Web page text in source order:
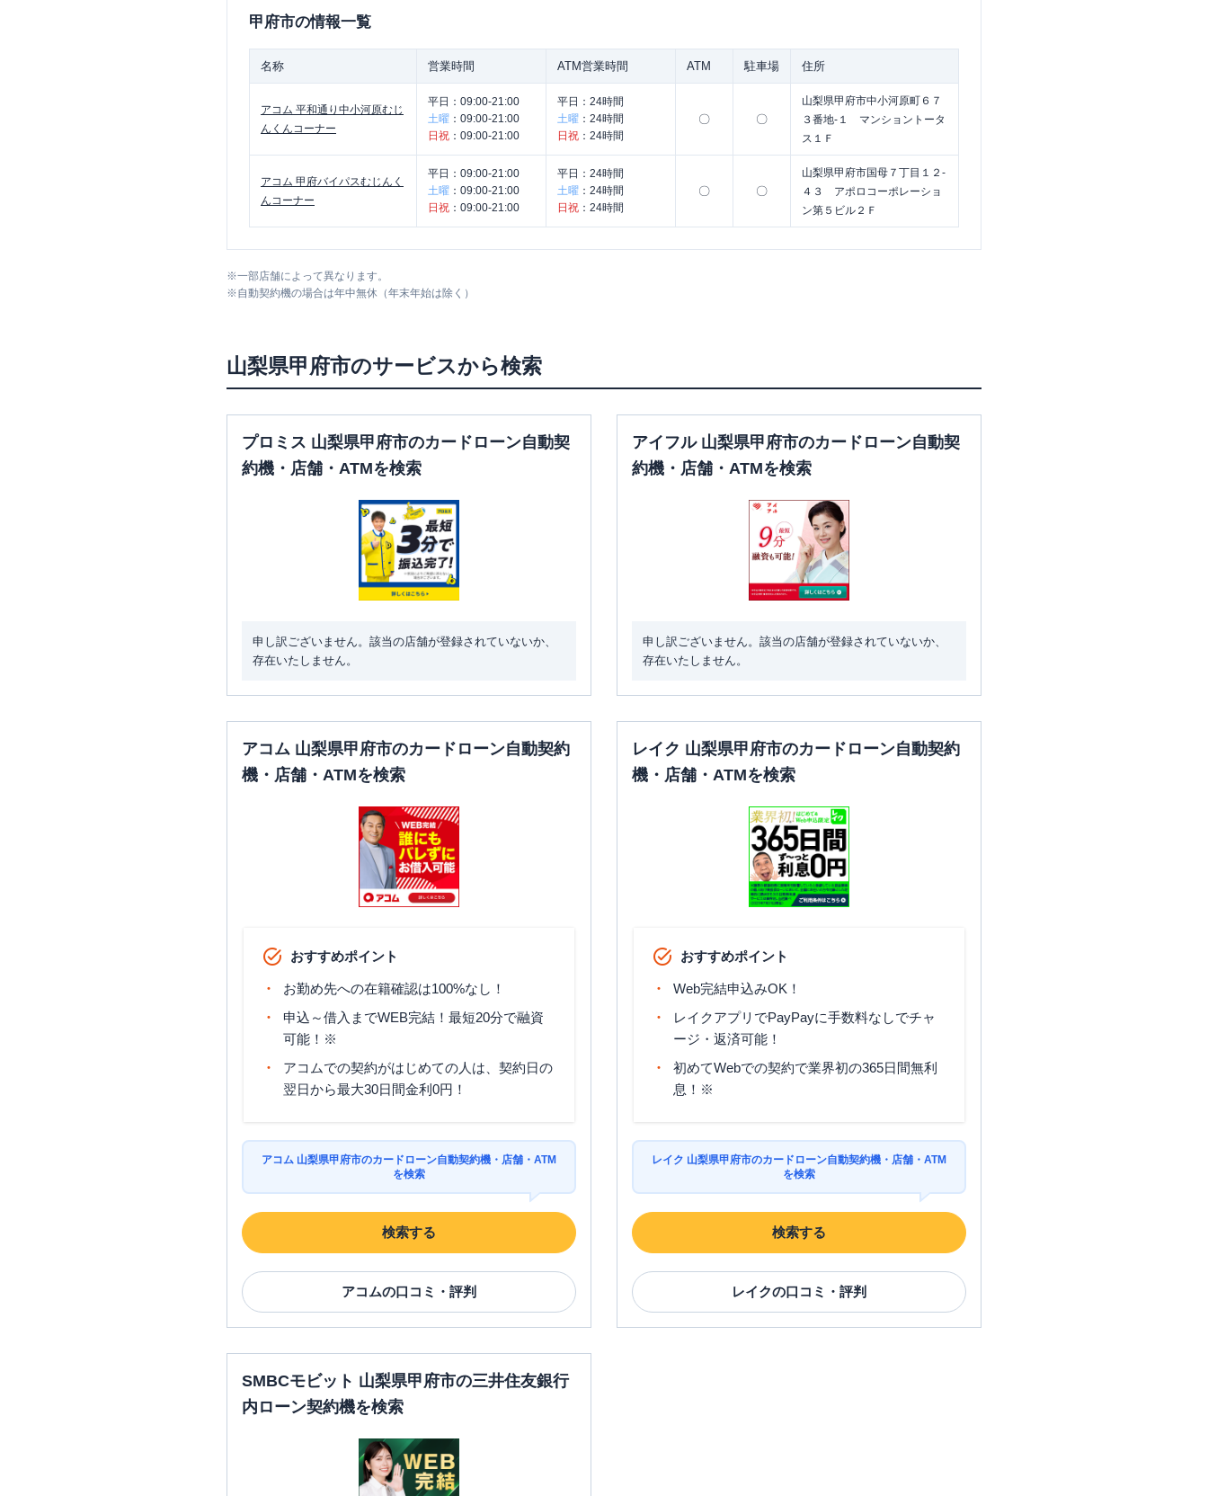
甲府市の情報一覧
名称 営業時間 ATM営業時間 ATM 駐車場 住所
アコム 平和通り中小河原むじ
んくんコーナー
平日： 09:00-21:00
土曜 ： 09:00-21:00
日祝 ： 09:00-21:00
平日： 24時間
土曜 ： 24時間
日祝 ： 24時間
〇 〇
山梨県甲府市中小河原町６７
３番地-１ マンショントータ
ス１Ｆ
アコム 甲府バイパスむじんく
んコーナー
平日： 09:00-21:00
土曜 ： 09:00-21:00
日祝 ： 09:00-21:00
平日： 24時間
土曜 ： 24時間
日祝 ： 24時間
〇 〇
山梨県甲府市国母７丁目１２-
４３ アポロコーポレーショ
ン第５ビル２Ｆ
※一部店舗によって異なります。
※自動契約機の場合は年中無休（年末年始は除く）
山梨県甲府市のサービスから検索
プロミス 山梨県甲府市のカードローン自動契
約機・店舗・ATMを検索
申し訳ございません。該当の店舗が登録されていないか、
存在いたしません。
アイフル 山梨県甲府市のカードローン自動契
約機・店舗・ATMを検索
申し訳ございません。該当の店舗が登録されていないか、
存在いたしません。
アコム 山梨県甲府市のカードローン自動契約
機・店舗・ATMを検索
おすすめポイント
お勤め先への在籍確認は100%なし！
申込～借入までWEB完結！最短20分で融資
可能！※
アコムでの契約がはじめての人は、契約日の
翌日から最大30日間金利0円！
アコム 山梨県甲府市のカードローン自動契約機・店舗・ATM
を検索
検索する
アコムの口コミ・評判
レイク 山梨県甲府市のカードローン自動契約
機・店舗・ATMを検索
おすすめポイント
Web完結申込みOK！
レイクアプリでPayPayに手数料なしでチャ
ージ・返済可能！
初めてWebでの契約で業界初の365日間無利
息！※
レイク 山梨県甲府市のカードローン自動契約機・店舗・ATM
を検索
検索する
レイクの口コミ・評判
SMBCモビット 山梨県甲府市の三井住友銀行
内ローン契約機を検索